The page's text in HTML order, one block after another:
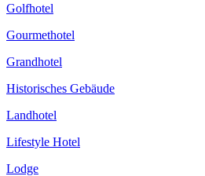
Golfhotel
Gourmethotel
Grandhotel
Historisches Gebäude
Landhotel
Lifestyle Hotel
Lodge